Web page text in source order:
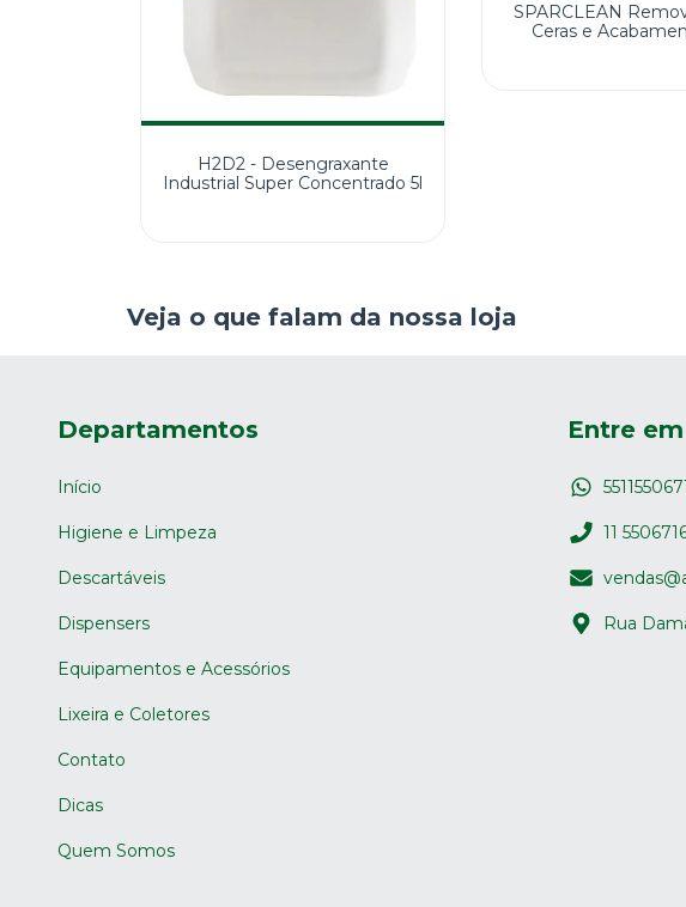
H2D2 - Desengraxante
Industrial Super Concentrado 5l
SPARCLEAN
Ceras e
Veja o que falam da nossa loja
Departamentos
Início
Higiene e Limpeza
Descartáveis
Dispensers
Equipamentos e Acessórios
Lixeira e Coletores
Contato
Dicas
Quem Somos
Entre
11
Rua